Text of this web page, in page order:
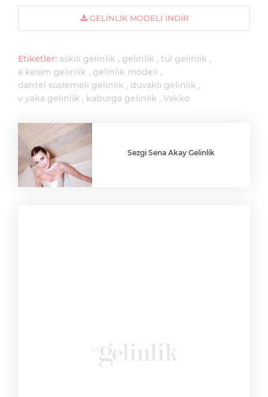
GELINLIK MODELI İNDIR
Etiketler: askılı gelinlik gelinlik
tül gelinlik
a kesim gelinlik
gelinlik modeli
dantel süslemeli gelinlik
duvaklı gelinlik
v yaka gelinlik
kaburga gelinlik Vakko
Sezgi Sena Akay Gelinlik